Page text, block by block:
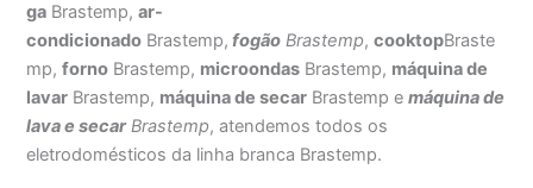
ga Brastemp,ar-
condicionado Brastemp, fogão Brastemp,cooktopBraste
mp,forno Brastemp, microondas Brastemp, máquina de
lavar Brastemp, máquina de secar Brastemp emáquina de
lava e secarBrastemp, atendemos todos os
eletrodomésticos da linha branca Brastemp.